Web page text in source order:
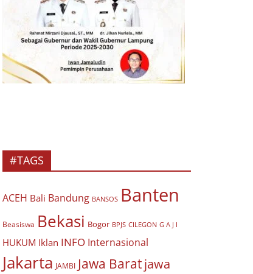
#TAGS
ACEH Bali Bandung BANSOS Banten
Beasiswa Bekasi Bogor BPJS CILEGON G A J I
HUKUM Iklan INFO Internasional
Jakarta JAMBI Jawa Baratjawa